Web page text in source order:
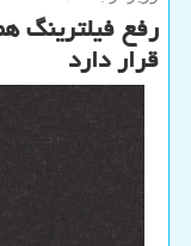
رفع فیلترینگ
قرار دارد